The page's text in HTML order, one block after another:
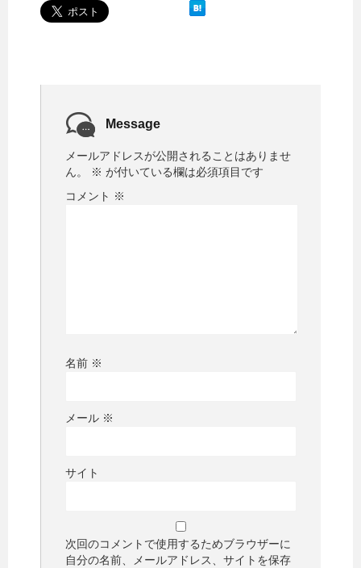
Message
メールアドレスが公開されることはありませ
ん。
※ が付いている欄は必須項目です
コメント ※
名前 ※
メール ※
サイト
次回のコメントで使用するためブラウザーに
自分の名前、メールアドレス、サイトを保存